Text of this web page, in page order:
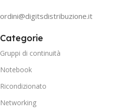
ordini@digitsdistribuzione.it
Categorie
Gruppi di continuità
Notebook
Ricondizionato
Networking